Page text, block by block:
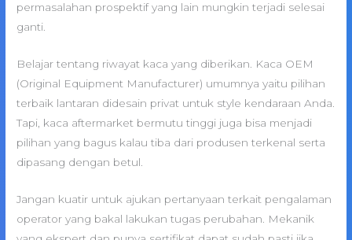
permasalahan prospektif yang lain mungkin terjadi selesai
ganti.
Belajar tentang riwayat kaca yang diberikan. Kaca OEM
(Original Equipment Manufacturer) umumnya yaitu pilihan
terbaik lantaran didesain privat untuk style kendaraan Anda.
Tapi, kaca aftermarket bermutu tinggi juga bisa menjadi
pilihan yang bagus kalau tiba dari produsen terkenal serta
dipasang dengan betul.
Jangan kuatir untuk ajukan pertanyaan terkait pengalaman
operator yang bakal lakukan tugas perubahan. Mekanik